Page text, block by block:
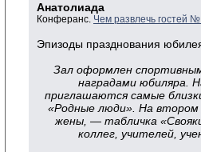
Анатолиада
Конферанс. Чем развлечь гостей
Эпизоды празднования
Зал оформлен
наградами юбиляра.
приглашаются самые
«Родные люди». На
жены, — табличка
коллег, учителей,